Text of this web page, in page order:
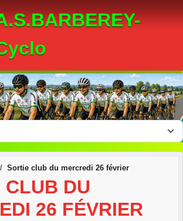
Sortie club du mercredi 26 février
CLUB DU
26 FÉVRIER
des cookies